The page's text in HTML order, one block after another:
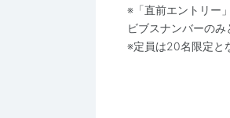
※「直前エントリー
ビブスナンバーのみ
※定員は20名限定と